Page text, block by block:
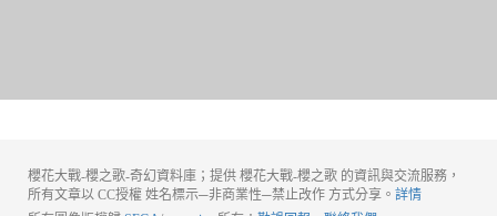
櫻花大戰-櫻之歌-奇幻資料庫；提供 櫻花大戰-櫻之歌 的資訊與交流服務，
所有文章以 CC授權 姓名標示─非商業性─禁止改作 方式分享。 詳情